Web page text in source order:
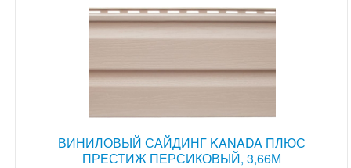
ВИНИЛОВЫЙ САЙДИНГ KANADA ПЛЮС
ПРЕСТИЖ ПЕРСИКОВЫЙ, 3,66М